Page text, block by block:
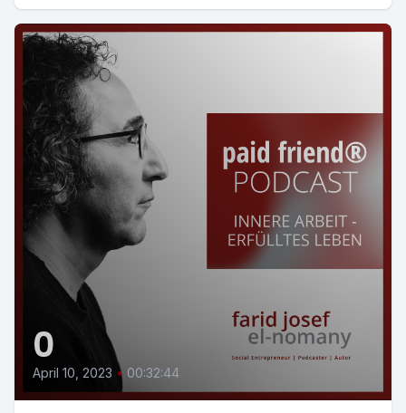
0
April 10, 2023 • 00:32:44